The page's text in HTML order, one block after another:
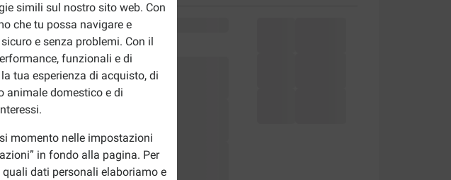
simili sul nostro sito web. Con
che tu possa navigare e
e senza problemi. Con il
funzionali e di
tua esperienza di acquisto, di
animale domestico e di
momento nelle impostazioni
in fondo alla pagina. Per
dati personali elaboriamo e